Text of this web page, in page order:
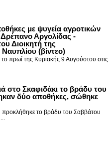
με ψυγεία αγροτικών
Αργολίδας -
Διοικητή της
(βίντεο)
πρωί της Κυριακής 9 Αυγούστου στις
στο Σκαφιδάκι το βράδυ του
δύο αποθήκες, σώθηκε
το βράδυ του Σαββάτου